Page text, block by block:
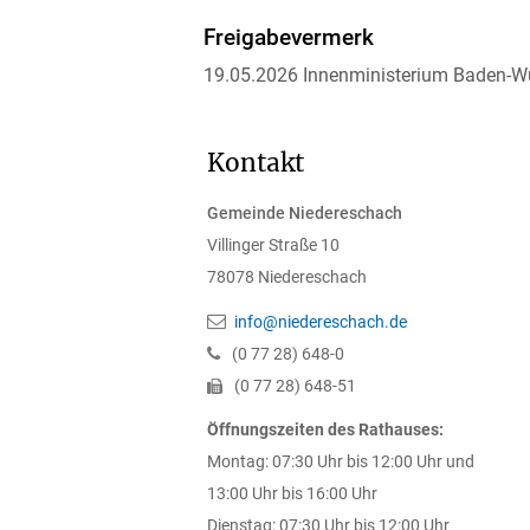
Freigabevermerk
19.05.2026 Innenministerium Baden-
Kontakt
Gemeinde Niedereschach
Villinger Straße 10
78078 Niedereschach
info@niedereschach.de
(0 7728) 648-0
(0 7728) 648-51
Öffnungszeiten des Rathauses:
Montag: 07:30 Uhr bis 12:00 Uhr und
13:00 Uhr bis 16:00 Uhr
Dienstag: 07:30 Uhr bis 12:00 Uhr